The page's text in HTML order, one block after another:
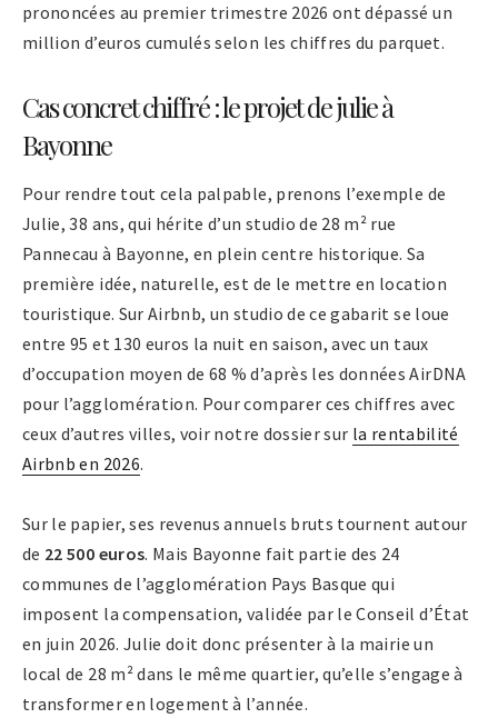
prononcées au premier trimestre 2026 ont dépassé un
million d’euros cumulés selon les chiffres du parquet.
Cas concret chiffré : le projet de julie à
Bayonne
Pour rendre tout cela palpable, prenons l’exemple de
Julie, 38 ans, qui hérite d’un studio de 28 m² rue
Pannecau à Bayonne, en plein centre historique. Sa
première idée, naturelle, est de le mettre en location
touristique. Sur Airbnb, un studio de ce gabarit se loue
entre 95 et 130 euros la nuit en saison, avec un taux
d’occupation moyen de 68 % d’après les données AirDNA
pour l’agglomération. Pour comparer ces chiffres avec
ceux d’autres villes, voir notre dossier sur la rentabilité
Airbnb en 2026.
Sur le papier, ses revenus annuels bruts tournent autour
de 22 500 euros. Mais Bayonne fait partie des 24
communes de l’agglomération Pays Basque qui
imposent la compensation, validée par le Conseil d’État
en juin 2026. Julie doit donc présenter à la mairie un
local de 28 m² dans le même quartier, qu’elle s’engage à
transformer en logement à l’année.